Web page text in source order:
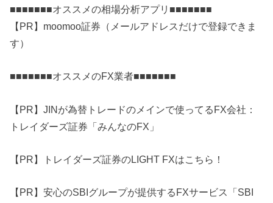
■■■■■■■オススメの相場分析アプリ■■■■■■■
【PR】moomoo証券（メールアドレスだけで登録できま
す）
■■■■■■■オススメのFX業者■■■■■■■
【PR】JINが為替トレードのメインで使ってるFX会社：
トレイダーズ証券「みんなのFX」
【PR】トレイダーズ証券のLIGHT FXはこちら！
【PR】安心のSBIグループが提供するFXサービス「SBI